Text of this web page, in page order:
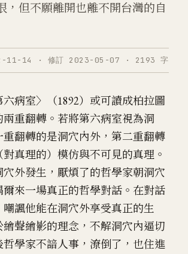
，但不願離開也離不開台灣的自
11-14 · 修訂 2023-05-07 · 2193 字
病室〉（1892）或可讀成柏拉圖
兩重翻轉。若將第六病室視為洞
翻轉的是洞穴內外，第二重翻轉
真理的）模仿與不可見的真理。
穴外發生，厭煩了的哲學家朝洞穴
來一場真正的哲學對話。在對話
諷他能在洞穴外享受真正的生
繪聲繪影的理念，不解洞穴內逼切
哲學家不諳人事，潦倒了，也住進